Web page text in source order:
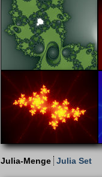
Julia-Menge Julia Set